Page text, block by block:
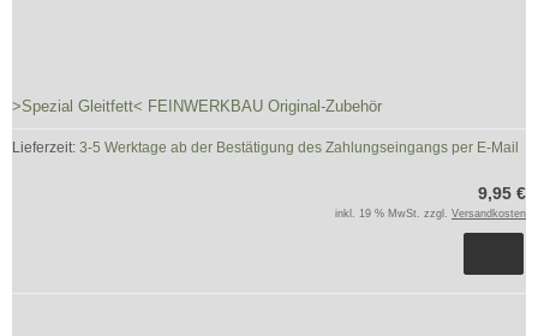
>Spezial Gleitfett< FEINWERKBAU Original-Zubehör
Lieferzeit: 3-5 Werktage ab der Bestätigung des Zahlungseingangs per E-Mail
9,95 €
inkl. 19 % MwSt. zzgl. Versandkosten